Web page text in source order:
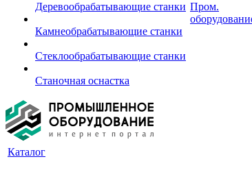
Деревообрабатывающие станки
Камнеобрабатывающие станки
Стеклообрабатывающие станки
Станочная оснастка
Пром.
Каталог